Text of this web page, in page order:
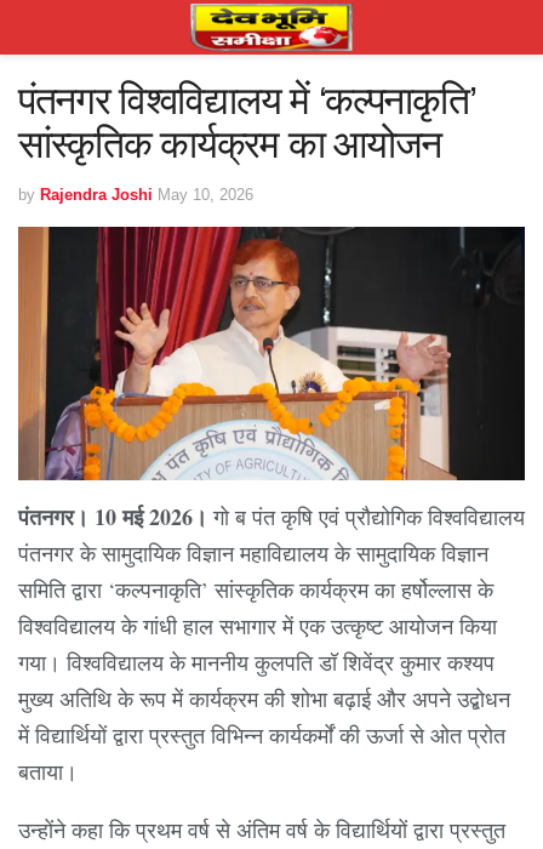
पंतनगर विश्वविद्यालय में ‘कल्पनाकृति’
सांस्कृतिक कार्यक्रम का आयोजन
by Rajendra Joshi May 10, 2026
पंतनगर। 10 मई 2026। गो ब पंत कृषि एवं प्रौद्योगिक विश्वविद्यालय
पंतनगर के सामुदायिक विज्ञान महाविद्यालय के सामुदायिक विज्ञान
समिति द्वारा ‘कल्पनाकृति’ सांस्कृतिक कार्यक्रम का हर्षोल्लास के
विश्वविद्यालय के गांधी हाल सभागार में एक उत्कृष्ट आयोजन किया
गया। विश्वविद्यालय के माननीय कुलपति डॉ शिवेंद्र कुमार कश्यप
मुख्य अतिथि के रूप में कार्यक्रम की शोभा बढ़ाई और अपने उद्बोधन
में विद्यार्थियों द्वारा प्रस्तुत विभिन्न कार्यकर्मों की ऊर्जा से ओत प्रोत
बताया।
उन्होंने कहा कि प्रथम वर्ष से अंतिम वर्ष के विद्यार्थियों द्वारा प्रस्तुत